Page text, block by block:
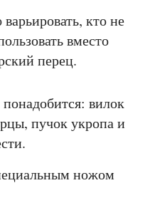
кто не
вместо
перец.
вилок
пучок укропа и
ножом